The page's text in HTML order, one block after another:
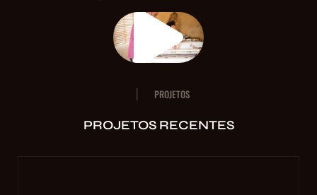
PROJETOS
PROJETOS RECENTES